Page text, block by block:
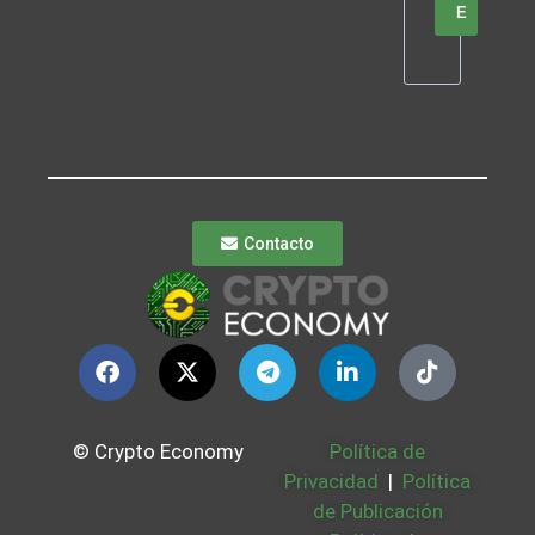
E
Contacto
© Crypto Economy
Política de
Privacidad | Política
de Publicación